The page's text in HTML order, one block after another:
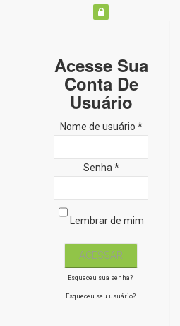
Acesse Sua
Conta De
Usuário
Nome de usuário *
Senha *
Lembrar de mim
Esqueceu sua senha?
Esqueceu seu usuário?